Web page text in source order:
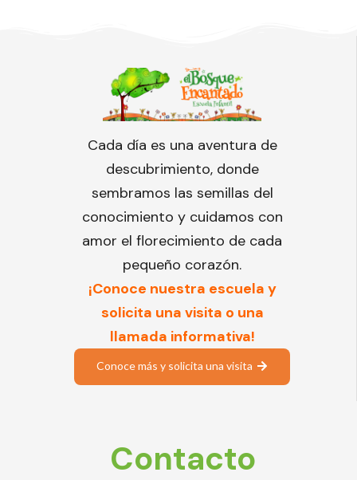
Cada día es una aventura de
descubrimiento, donde
sembramos las semillas del
conocimiento y cuidamos con
amor el florecimiento de cada
pequeño corazón.
¡Conoce nuestra escuela y
solicita una visita o una
llamada informativa!
Conoce más y solicita una visita
Contacto